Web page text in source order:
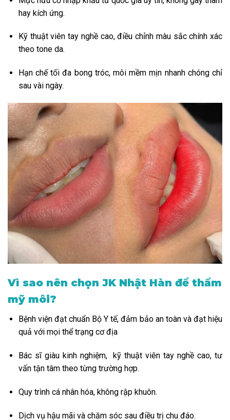
hay kích ứng.
Kỹ thuật viên tay nghề cao, điều chỉnh màu sắc chính xác
theo tone da.
Hạn chế tối đa bong tróc, môi mềm mịn nhanh chóng chỉ
sau vài ngày.
Vì sao nên chọn JK Nhật Hàn để thẩm
mỹ môi?
Bệnh viện đạt chuẩn Bộ Y tế, đảm bảo an toàn và đạt hiệu
quả với mọi thể trạng cơ địa
Bác sĩ giàu kinh nghiệm, kỹ thuật viên tay nghề cao, tư
vấn tận tâm theo từng trường hợp.
Quy trình cá nhân hóa, không rập khuôn.
Dịch vụ hậu mãi và chăm sóc sau điều trị chu đáo.